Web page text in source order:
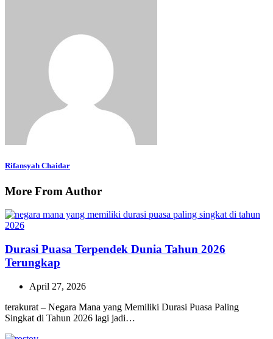
Rifansyah Chaidar
More From Author
Durasi Puasa Terpendek Dunia Tahun 2026
Terungkap
April 27, 2026
terakurat – Negara Mana yang Memiliki Durasi Puasa Paling
Singkat di Tahun 2026 lagi jadi…